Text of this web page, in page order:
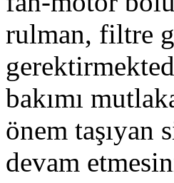
rulman, filtre
bakımı
önem taşıyan
devam